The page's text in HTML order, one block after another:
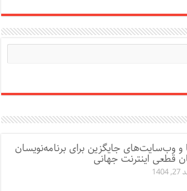
و وب‌سایت‌های جایگزین برای برنامه‌نویسان
قطعی اینترنت جهانی